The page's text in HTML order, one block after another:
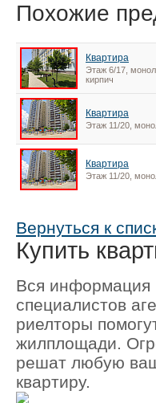
Похожие
Квартира
Этаж 6/17,
кирпич
Квартира
Этаж 11/20,
Квартира
Этаж 11/20,
Вернуться к
Купить
Вся информация
специалистов
риелторы
жилплощади.
решат любую
квартиру.